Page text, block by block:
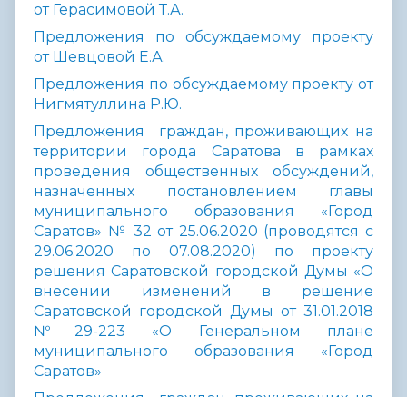
от Герасимовой Т.А.
Предложения по обсуждаемому проекту
от Шевцовой Е.А.
Предложения по обсуждаемому проекту от
Нигмятуллина Р.Ю.
Предложения граждан, проживающих на
территории города Саратова в рамках
проведения общественных обсуждений,
назначенных постановлением главы
муниципального образования «Город
Саратов» № 32 от 25.06.2020 (проводятся с
29.06.2020 по 07.08.2020) по проекту
решения Саратовской городской Думы «О
внесении изменений в решение
Саратовской городской Думы от 31.01.2018
№29-223 «О Генеральном плане
муниципального образования «Город
Саратов»